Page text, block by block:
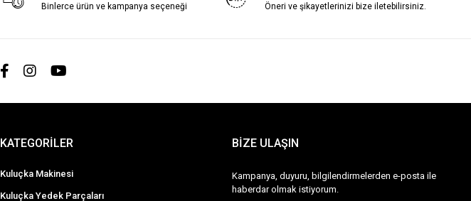
Binlerce ürün ve kampanya seçeneği Öneri ve şikayetlerinizi bize iletebilirsiniz.
KATEGORİLER
Kuluçka Makinesi
Kuluçka Yedek Parçaları
BİZE ULAŞIN
Kampanya, duyuru, bilgilendirmelerden e-posta ile
haberdar olmak istiyorum.